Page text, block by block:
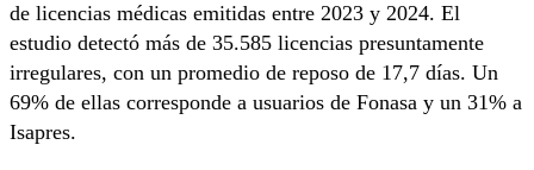
de licencias médicas emitidas entre 2023 y 2024. El
estudio detectó más de 35.585 licencias presuntamente
irregulares, con un promedio de reposo de 17,7 días. Un
69% de ellas corresponde a usuarios de Fonasa y un 31% a
Isapres.